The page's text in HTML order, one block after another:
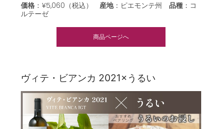
価格 ：¥5,060（税込）産地：ピエモンテ州品種 ： コ
ルテーゼ
商品ページへ
ヴィテ・ビアンカ 2021×うるい